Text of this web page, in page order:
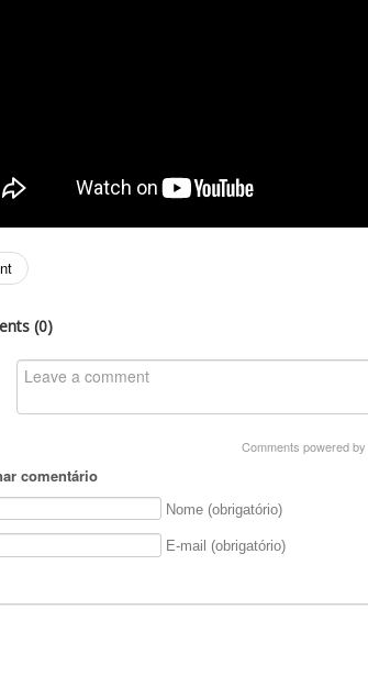
(0)
Comments powered by
comentário
Nome (obrigatório)
E-mail (obrigatório)